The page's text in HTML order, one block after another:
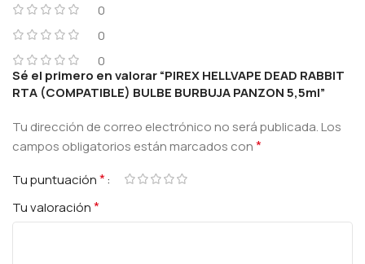
0
0
0
Sé el primero en valorar “PIREX HELLVAPE DEAD RABBIT
RTA (COMPATIBLE) BULBE BURBUJA PANZON 5,5ml”
Tu dirección de correo electrónico no será publicada.Los
campos obligatorios están marcados con*
Tu puntuación*
Tu valoración*